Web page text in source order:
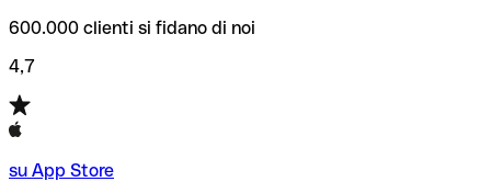
600.000 clienti si fidano di noi
4,7
su App Store